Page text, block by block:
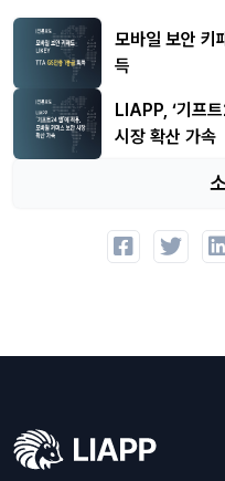
모바일 보안 키
득
LIAPP, ‘기프
시장 확산 가속